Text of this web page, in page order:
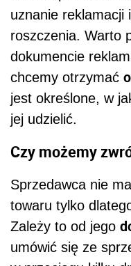
uznanie reklamacji
roszczenia. Warto
dokumencie
chcemy otrzymać
jest określone, w
jej udzielić.
Czy możemy
Sprzedawca nie
towaru tylko
Zależy to od jego
umówić się ze